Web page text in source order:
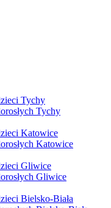
Tychy
Tychy
Katowice
Katowice
Gliwice
Gliwice
Bielsko-Biała